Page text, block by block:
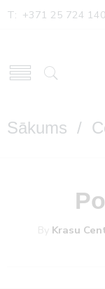
T: +371 25 724
Sākums /
By Krasu